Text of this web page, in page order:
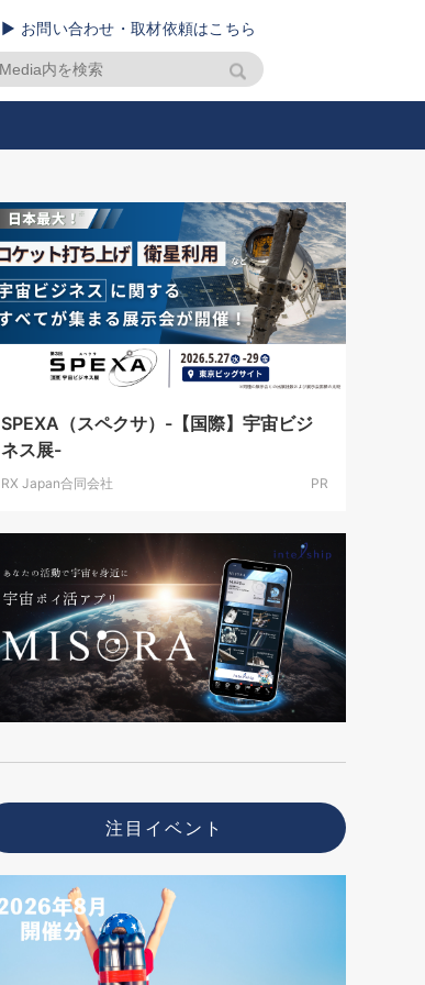
▶ お問い合わせ・取材依頼はこちら
SPEXA（スペクサ）-【国際】宇宙ビジ
ネス展-
RX Japan合同会社 PR
注目イベント